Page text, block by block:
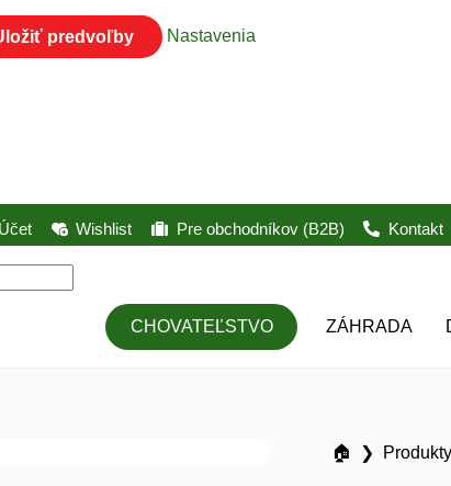
predvoľby
Nastavenia
Účet Wishlist Pre obchodníkov (B2B) Kontakt
CHOVATEĽSTVO
ZÁHRADA
🏠︎ ❯ Produkty